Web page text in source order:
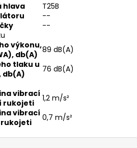
hlava
T25B
--
--
výkonu,
db(A) 89 dB(A)
tlaku u
db(A)
76 dB(A)
vibrací
rukojeti
1,2 m/s²
vibrací
rukojeti
0,7 m/s²